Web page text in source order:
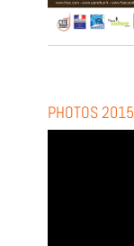
PHOTOS 2015